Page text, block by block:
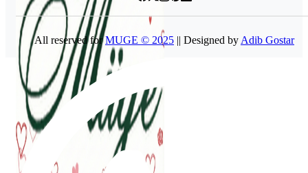
Заказать сейчас
Все продукты
All reserved forMUGE © 2025 || Designed by Adib Gostar